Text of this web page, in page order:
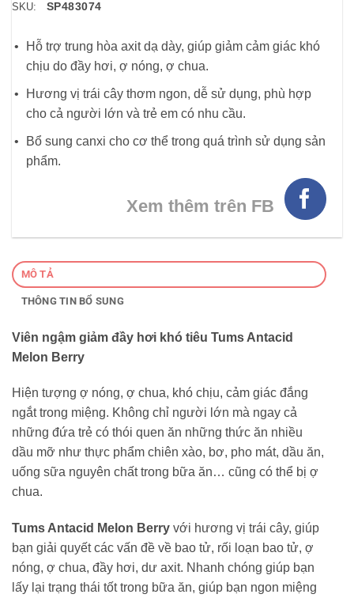
SKU: SP483074
Hỗ trợ trung hòa axit dạ dày, giúp giảm cảm giác khó
chịu do đầy hơi, ợ nóng, ợ chua.
Hương vị trái cây thơm ngon, dễ sử dụng, phù hợp
cho cả người lớn và trẻ em có nhu cầu.
Bổ sung canxi cho cơ thể trong quá trình sử dụng sản
phẩm.
Xem thêm trên FB
MÔ TẢ
THÔNG TIN BỔ SUNG
Viên ngậm giảm đầy hơi khó tiêu Tums Antacid
Melon Berry
Hiện tượng ợ nóng, ợ chua, khó chịu, cảm giác đắng
ngắt trong miệng. Không chỉ người lớn mà ngay cả
những đứa trẻ có thói quen ăn những thức ăn nhiều
dầu mỡ như thực phẩm chiên xào, bơ, pho mát, dầu ăn,
uống sữa nguyên chất trong bữa ăn… cũng có thể bị ợ
chua.
Tums Antacid Melon Berry với hương vị trái cây, giúp
bạn giải quyết các vấn đề về bao tử, rối loạn bao tử, ợ
nóng, ợ chua, đầy hơi, dư axit. Nhanh chóng giúp bạn
lấy lại trạng thái tốt trong bữa ăn, giúp bạn ngon miệng